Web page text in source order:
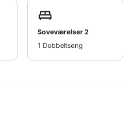
Soveværelser 2
1 Dobbeltseng